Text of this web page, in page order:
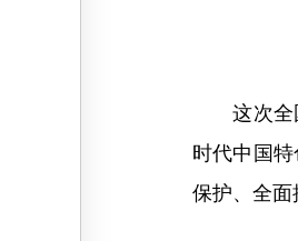
这次全国
时代中国
保护、全面